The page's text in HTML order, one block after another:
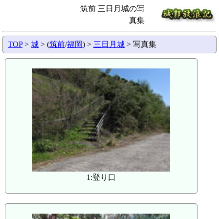
筑前 三日月城の写
真集
TOP> 城 > (筑前/福岡) > 三日月城 > 写真集
1:登り口